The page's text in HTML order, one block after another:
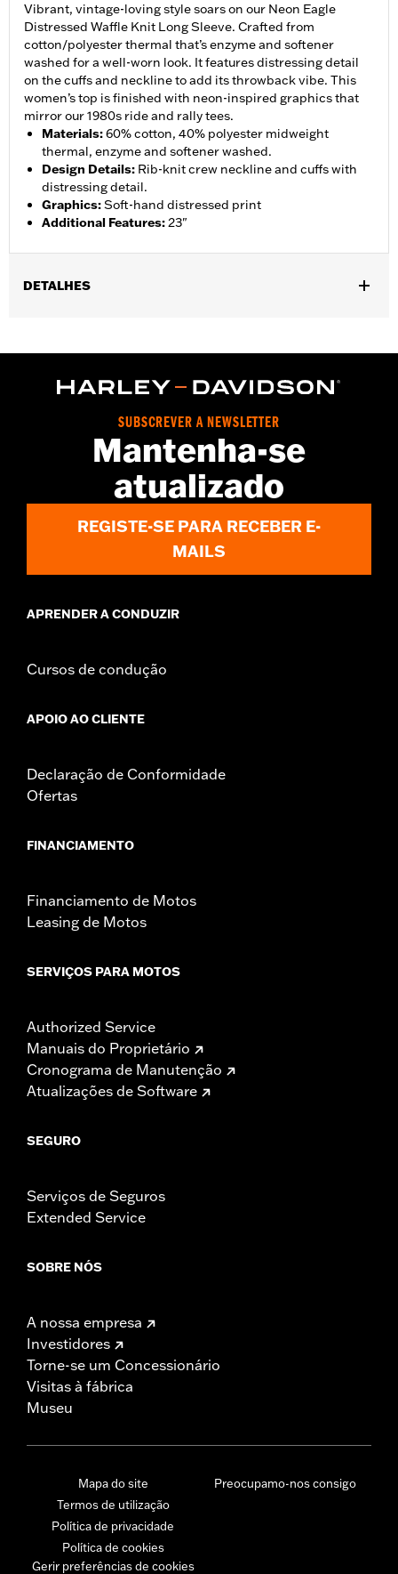
Vibrant, vintage-loving style soars on our Neon Eagle
Distressed Waffle Knit Long Sleeve. Crafted from
cotton/polyester thermal that’s enzyme and softener
washed for a well-worn look. It features distressing detail
on the cuffs and neckline to add its throwback vibe. This
women’s top is finished with neon-inspired graphics that
mirror our 1980s ride and rally tees.
Materials:60% cotton, 40% polyester midweight
thermal, enzyme and softener washed.
Design Details: Rib-knit crew neckline and cuffs with
distressing detail.
Graphics:Soft-hand distressed print
Additional Features:23"
DETALHES
WARRANTY:2 year limited warranty – Go towww.h-
Imported
SUBSCREVER A NEWSLETTER
Mantenha-se
atualizado
REGISTE-SE PARA RECEBER E-
MAILS
APRENDER A CONDUZIR
Cursos de condução
APOIO AO CLIENTE
Declaração de Conformidade
Ofertas
FINANCIAMENTO
Financiamento de Motos
Leasing de Motos
SERVIÇOS PARA MOTOS
Authorized Service
Manuais do Proprietário
Cronograma de Manutenção
Atualizações de Software
SEGURO
Serviços de Seguros
Extended Service
SOBRE NÓS
A nossa empresa
Investidores
Torne-se um Concessionário
Visitas à fábrica
Museu
Mapa do site
Termos de utilização
Política de privacidade
Política de cookies
Gerir preferências de cookies
Preocupamo-nos consigo